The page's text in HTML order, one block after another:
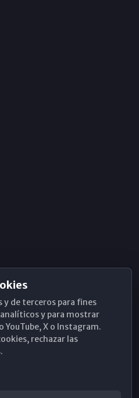
y de terceros para fines
y para mostrar
X o Instagram.
rechazar las